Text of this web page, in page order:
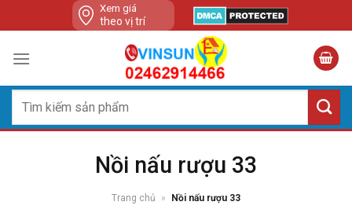
to
Xem giá
theo vị trí
kiếm:
Nồi nấu rượu 33
Trang chủ » Nồi nấu rượu 33